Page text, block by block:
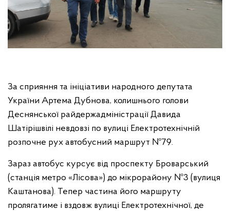
За сприяння та ініціативи народного депутата
України Артема Дубнова, колишнього голови
Деснянської райдержадміністрації Давида
Шатірішвілі невдовзі по вулиці Електротехнічній
розпочне рух автобусний маршрут №79.
Зараз автобус курсує від проспекту Броварський
(станція метро «Лісова») до мікрорайону №3 (вулиця
Каштанова). Тепер частина його маршруту
пролягатиме і вздовж вулиці Електротехнічної, де